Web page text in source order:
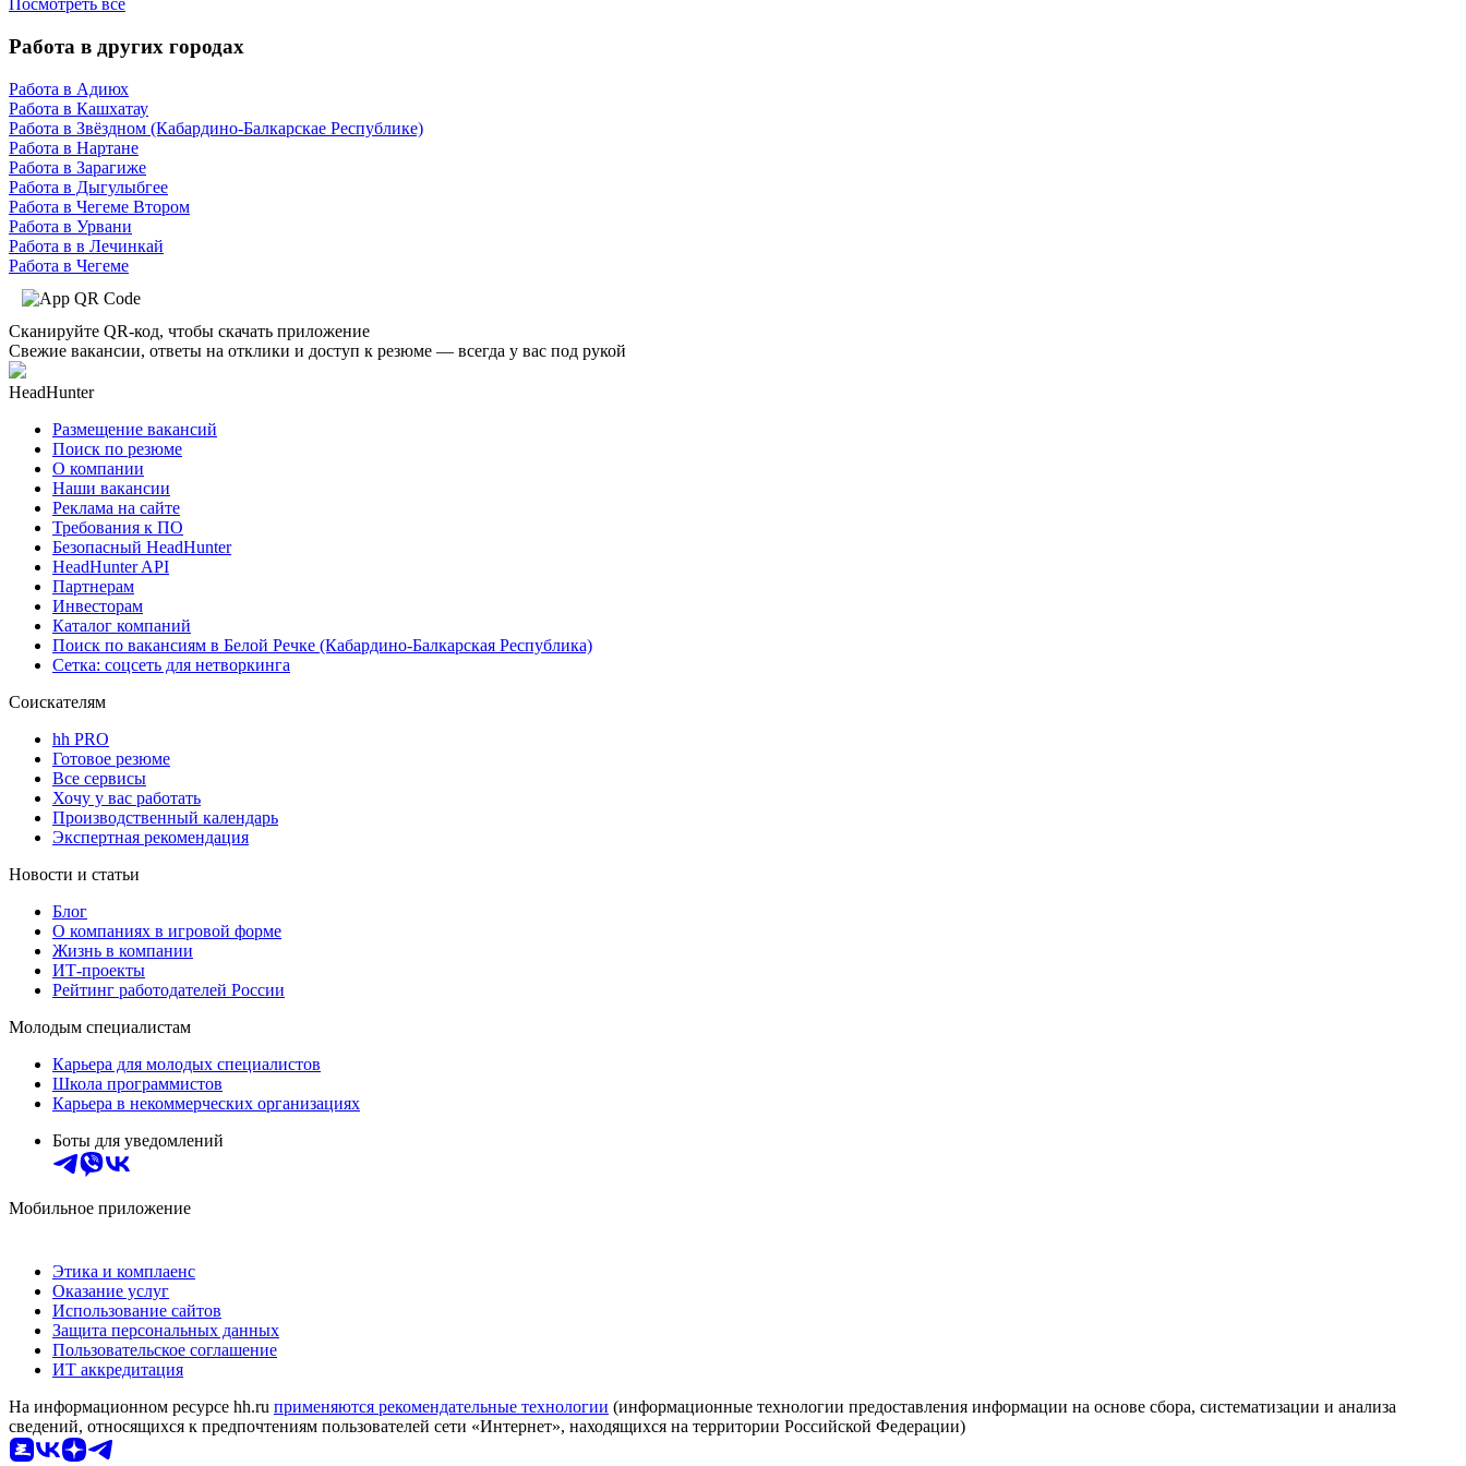
Посмотреть все
Работа в других городах
Работа в Адиюх
Работа в Кашхатау
Работа в Звёздном (Кабардино-Балкарскае Республике)
Работа в Нартане
Работа в Зарагиже
Работа в Дыгулыбгее
Работа в Чегеме Втором
Работа в Урвани
Работа в в Лечинкай
Работа в Чегеме
Сканируйте QR-код, чтобы скачать приложение
Свежие вакансии, ответы на отклики и доступ к резюме — всегда у вас под рукой
HeadHunter
Размещение вакансий
Поиск по резюме
О компании
Наши вакансии
Реклама на сайте
Требования к ПО
Безопасный HeadHunter
HeadHunter API
Партнерам
Инвесторам
Каталог компаний
Поиск по вакансиям в Белой Речке (Кабардино-Балкарская Республика)
Сетка: соцсеть для нетворкинга
Соискателям
hh PRO
Готовое резюме
Все сервисы
Хочу у вас работать
Производственный календарь
Экспертная рекомендация
Новости и статьи
Блог
О компаниях в игровой форме
Жизнь в компании
ИТ-проекты
Рейтинг работодателей России
Молодым специалистам
Карьера для молодых специалистов
Школа программистов
Карьера в некоммерческих организациях
Боты для уведомлений
Мобильное приложение
Этика и комплаенс
Оказание услуг
Использование сайтов
Защита персональных данных
Пользовательское соглашение
ИТ аккредитация
На информационном ресурсе hh.ru применяются рекомендательные технологии (информационные технологии предоставления информации на основе сбора, систематизации и анализа
сведений, относящихся к предпочтениям пользователей сети «Интернет», находящихся на территории Российской Федерации)